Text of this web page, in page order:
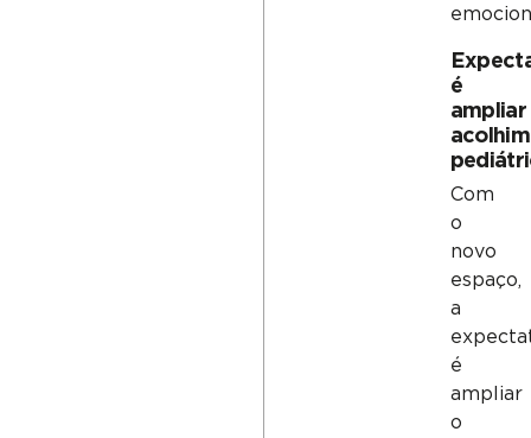
é
ampliar
Com
o
novo
espaço,
a
é
ampliar
o